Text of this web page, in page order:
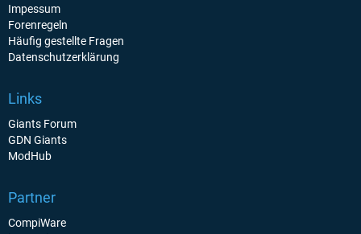
Impessum
Forenregeln
Häufig gestellte Fragen
Datenschutzerklärung
Links
Giants Forum
GDN Giants
ModHub
Partner
CompiWare